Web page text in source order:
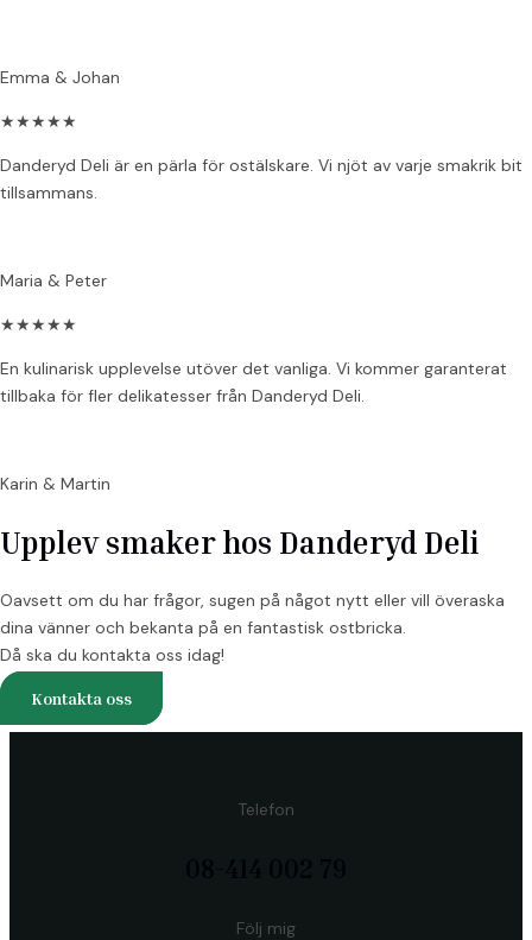
Emma & Johan
★★★★★
Danderyd Deli är en pärla för ostälskare. Vi njöt av varje smakrik bit
tillsammans.
Maria & Peter
★★★★★
En kulinarisk upplevelse utöver det vanliga. Vi kommer garanterat
tillbaka för fler delikatesser från Danderyd Deli.
Karin & Martin
Upplev smaker hos Danderyd Deli
Oavsett om du har frågor, sugen på något nytt eller vill överaska
dina vänner och bekanta på en fantastisk ostbricka.
Då ska du kontakta oss idag!
Kontakta oss
Telefon
Följ mig